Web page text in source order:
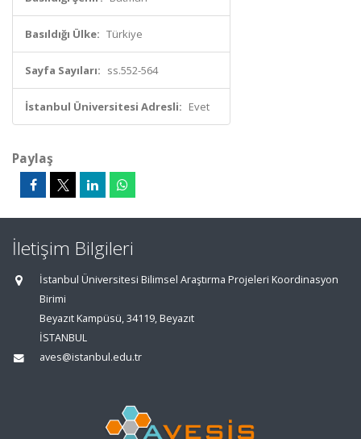
Basıldığı Ülke: Türkiye
Sayfa Sayıları: ss.552-564
İstanbul Üniversitesi Adresli: Evet
Paylaş
İletişim Bilgileri
İstanbul Üniversitesi Bilimsel Araştırma Projeleri Koordinasyon
Birimi
Beyazıt Kampüsü, 34119, Beyazıt
İSTANBUL
aves@istanbul.edu.tr